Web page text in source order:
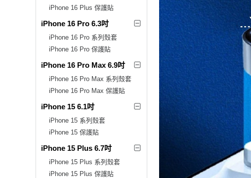
iPhone 16 Plus 保護貼
iPhone 16 Pro 6.3吋
iPhone 16 Pro 系列殼套
iPhone 16 Pro 保護貼
iPhone 16 Pro Max 6.9吋
iPhone 16 Pro Max 系列殼套
iPhone 16 Pro Max 保護貼
iPhone 15 6.1吋
iPhone 15 系列殼套
iPhone 15 保護貼
iPhone 15 Plus 6.7吋
iPhone 15 Plus 系列殼套
iPhone 15 Plus 保護貼